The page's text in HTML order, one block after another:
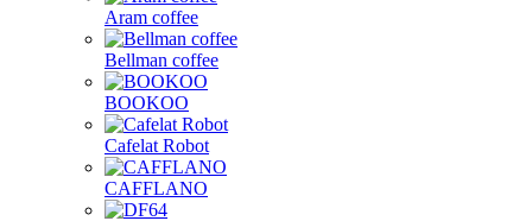
Aram coffee
Bellman coffee
BOOKOO
Cafelat Robot
CAFFLANO